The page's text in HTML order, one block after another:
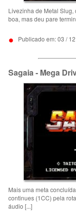
Livezinha de Metal
boa, mas deu pare
• Publicado em: 03 /
Sagaia - Mega
Mais uma meta
continues (1CC) pela
áudio [...]